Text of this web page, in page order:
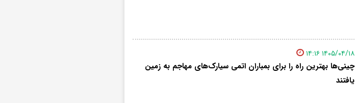
۱۴۰۵/۰۴/۱۸ ۱۴:۱۶
چینی‌ها بهترین راه را برای بمباران اتمی سیارک‌های مهاجم به زمین
یافتند